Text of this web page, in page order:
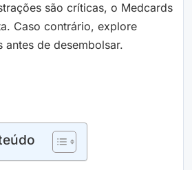
são críticas, o Medcards
Caso contrário, explore
antes de desembolsar.